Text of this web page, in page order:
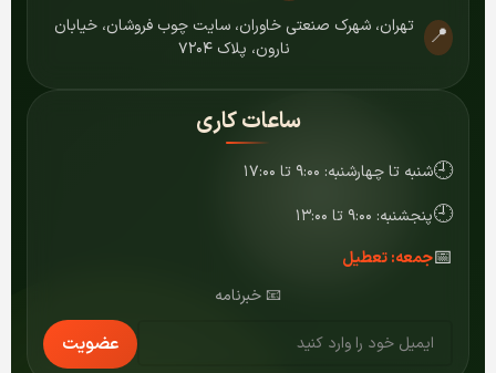
📍
تهران، شهرک صنعتی خاوران، سایت چوب فروشان، خیابان
نارون، پلاک ۷۲۰۴
ساعات کاری
🕘شنبه تا چهارشنبه: ۹:۰۰ تا ۱۷:۰۰
🕘پنجشنبه: ۹:۰۰ تا ۱۳:۰۰
📅جمعه: تعطیل
📧 خبرنامه
عضویت